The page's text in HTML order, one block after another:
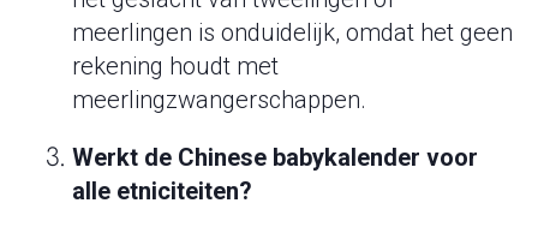
meerlingen is onduidelijk, omdat het geen
rekening houdt met
meerlingzwangerschappen.
Werkt de Chinese babykalender voor
alle etniciteiten?